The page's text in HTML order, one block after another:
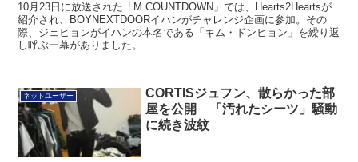
10月23日に放送された「M COUNTDOWN」では、Hearts2Heartsが
紹介され、BOYNEXTDOORイハンがチャレンジ企画に参加。その
際、ジェヒョンがイハンの本名である「キム・ドンヒョン」を繰り返
し呼ぶ一幕がありました。
ネットユーザー
CORTISジュフン、散らかった部
屋を公開 「汚れたシーツ」騒動
に続き波紋